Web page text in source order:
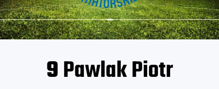
9Pawlak Piotr